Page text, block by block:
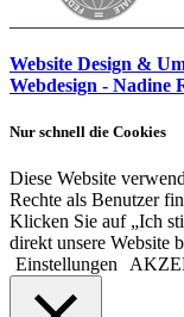
Website Design &
Webdesign - Nadine
Nur schnell die Cookies
Diese Website
Rechte als Benutzer
Klicken Sie auf „Ich
direkt unsere Website
Einstellungen